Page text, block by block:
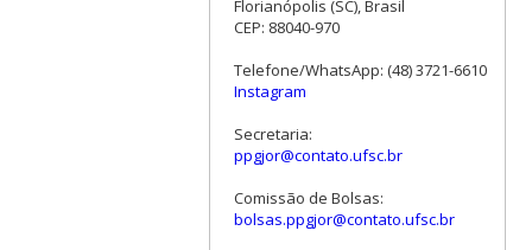
Florianópolis (SC), Brasil
CEP: 88040-970
Telefone/WhatsApp: (48) 3721-6610
Instagram
Secretaria:
ppgjor@contato.ufsc.br
Comissão de Bolsas:
bolsas.ppgjor@contato.ufsc.br